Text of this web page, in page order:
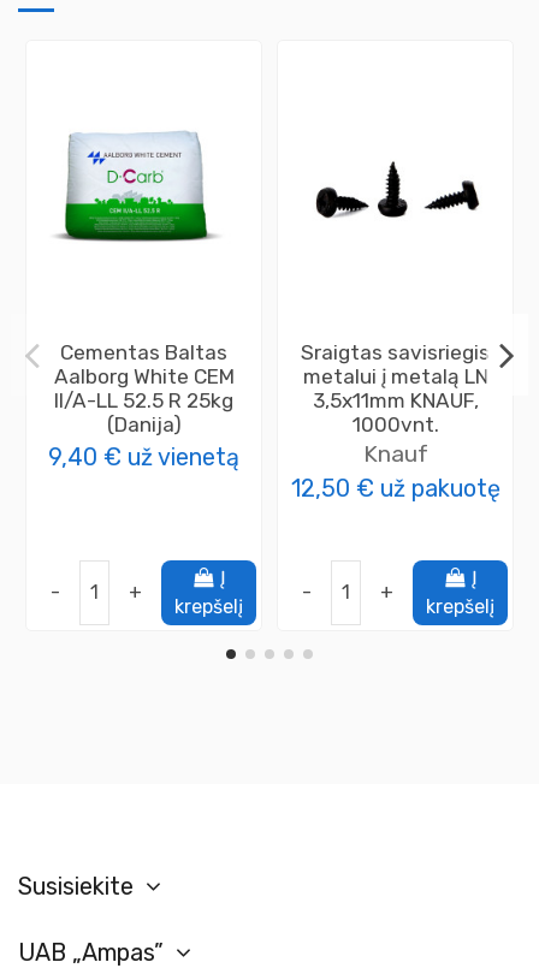
Cementas Baltas
Aalborg White CEM
II/A-LL 52.5 R 25kg
(Danija)
9,40 € už vienetą
- +
Į
krepšelį
Sraigtas savisriegis
metalui į metalą LN
3,5x11mm KNAUF,
1000vnt.
Knauf
12,50 € už pakuotę
- +
Į
krepšelį
Susisiekite
UAB „Ampas”